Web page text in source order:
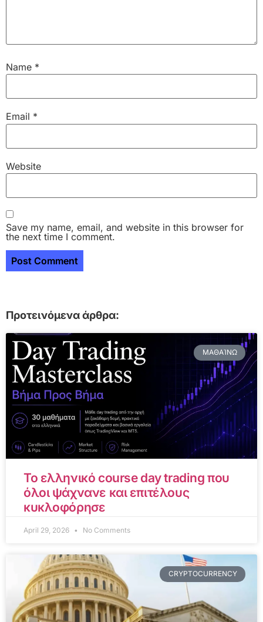
Name *
Email *
Website
Save my name, email, and website in this browser for
the next time I comment.
Προτεινόμενα άρθρα:
ΜΑΘΑΊΝΩ
Το ελληνικό course day trading που
όλοι ψάχνανε και επιτέλους
κυκλοφόρησε
April 29, 2026 No Comments
CRYPTOCURRENCY